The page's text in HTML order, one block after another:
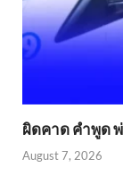
ผิดคาด คำพูด
August 7, 2026